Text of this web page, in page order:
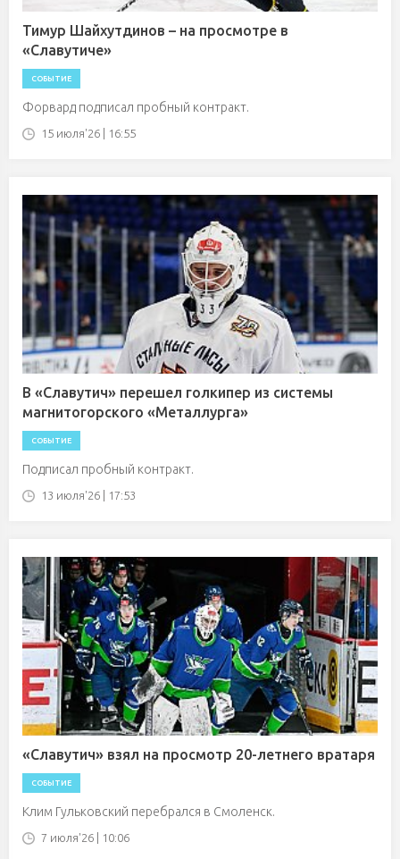
Тимур Шайхутдинов – на просмотре в
«Славутиче»
СОБЫТИЕ
Форвард подписал пробный контракт.
15 июля'26 | 16:55
В «Славутич» перешел голкипер из системы
магнитогорского «Металлурга»
СОБЫТИЕ
Подписал пробный контракт.
13 июля'26 | 17:53
«Славутич» взял на просмотр 20-летнего вратаря
СОБЫТИЕ
Клим Гульковский перебрался в Смоленск.
7 июля'26 | 10:06